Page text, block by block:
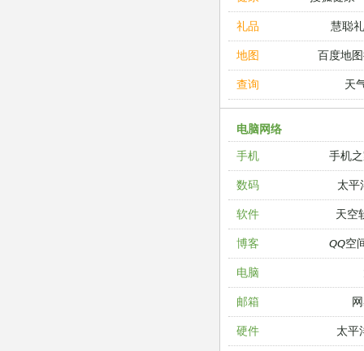
礼品 慧聪
地图 百度地
查询 天
电脑网络
手机
手机
数码 太平
软件 天空
博客 QQ空
电脑
邮箱
硬件 太平